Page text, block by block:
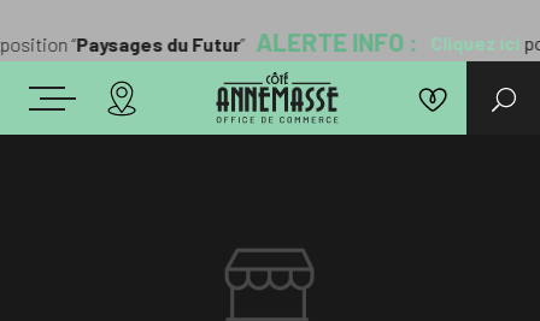
“Paysages du Futur” ALERTE INFO : Cliquez ici